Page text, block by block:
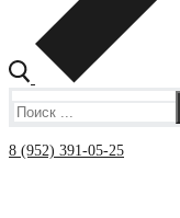
8 (952) 391-05-25